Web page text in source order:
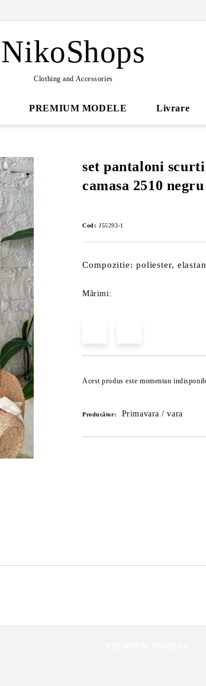
NikoShops
Clothing and Accessories
PREMIUM MODELE Livrare
set pantaloni
camasa 2510 negru
Cod: J55293-1
Compozitie: poliester,
Mărimi:
Acest produs este momentan
Producător: Primavara / vara